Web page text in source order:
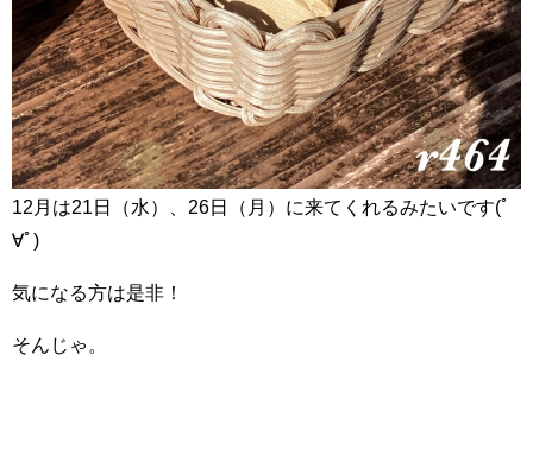
12月は21日（水）、26日（月）に来てくれるみたいです(ﾟ
∀ﾟ)
気になる方は是非！
そんじゃ。